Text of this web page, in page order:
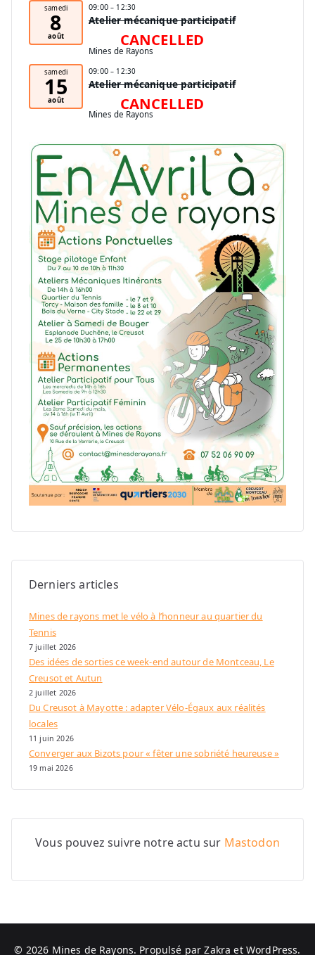
samedi
8
août
09:00 – 12:30
Atelier mécanique participatif
CANCELLED
Mines de Rayons
samedi
15
août
09:00 – 12:30
Atelier mécanique participatif
CANCELLED
Mines de Rayons
Derniers articles
Mines de rayons met le vélo à l’honneur au quartier du
Tennis
7 juillet 2026
Des idées de sorties ce week-end autour de Montceau, Le
Creusot et Autun
2 juillet 2026
Du Creusot à Mayotte : adapter Vélo-Égaux aux réalités
locales
11 juin 2026
Converger aux Bizots pour « fêter une sobriété heureuse »
19 mai 2026
Vous pouvez suivre notre actu sur Mastodon
© 2026 Mines de Rayons. Propulsé parZakra et WordPress.